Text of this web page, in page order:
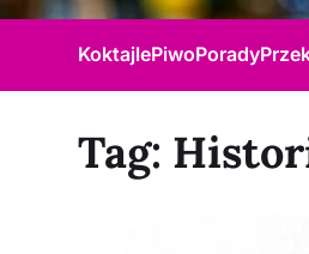
KoktajlePiwoPorady
Tag: